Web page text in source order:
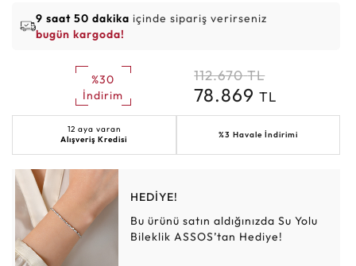
9 saat 50 dakika içinde sipariş verirseniz
bugün kargoda!
%30
İndirim
112.670 TL
78.869TL
12 aya varan
Alışveriş Kredisi
%3 Havale İndirimi
HEDİYE!
Bu ürünü satın aldığınızda Su Yolu
Bileklik ASSOS’tan Hediye!